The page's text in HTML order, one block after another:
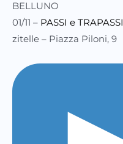
BELLUNO
01/11 – PASSI e TRAPASSI
zitelle – Piazza Piloni, 9